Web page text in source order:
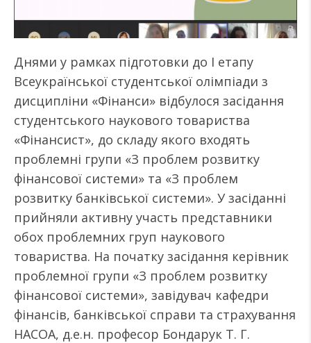
Днями у рамках підготовки до І етапу
Всеукраїнської студентської олімпіади з
дисципліни «Фінанси» відбулося засідання
студентського наукового товариства
«Фінансист», до складу якого входять
проблемні групи «З проблем розвитку
фінансової системи» та «З проблем
розвитку банківської системи». У засіданні
прийняли активну участь представники
обох проблемних груп наукового
товариства. На початку засідання керівник
проблемної групи «З проблем розвитку
фінансової системи», завідувач кафедри
фінансів, банківської справи та страхування
НАСОА, д.е.н. професор Бондарук Т. Г.